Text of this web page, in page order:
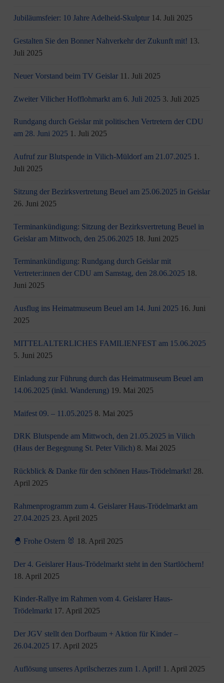
Jubiläumsfeier: 10 Jahre Adelheid-Skulptur 14. Juli 2025
Gestalten Sie den Bonner Nahverkehr der Zukunft mit! 13.
Juli 2025
Neuer Vorstand beim TV Geislar 11. Juli 2025
Zweiter Vilicher Hofflohmarkt am 6. Juli 2025 3. Juli 2025
Rundgang durch Geislar mit politischen Vertretern der CDU
am 28. Juni 2025 1. Juli 2025
Aufruf zur Blutspende in Vilich-Müldorf am 21.07.2025 1.
Juli 2025
Sitzung der Bezirksvertretung Beuel am 25.06.2025 in Geislar
26. Juni 2025
Terminankündigung: Sitzung der Bezirksvertretung Beuel in
Geislar am Mittwoch, den 25.06.2025 18. Juni 2025
Terminankündigung: Rundgang durch Geislar mit
Vertreter:innen der CDU am Samstag, den 28.06.2025 18.
Juni 2025
Ausflug ins Heimatmuseum Beuel am 14. Juni 2025 16. Juni
2025
MITTELALTERLICHES FAMILIENFEST am 15.06.2025
5. Juni 2025
Einladung zur Führung durch das Heimatmuseum Beuel am
14.06.2025 (inkl. Wanderung) 19. Mai 2025
Maifest 09. – 11.05.2025 8. Mai 2025
DRK Blutspende am Mittwoch, den 21.05.2025 in Vilich
(Haus der Begegnung St. Peter Vilich) 8. Mai 2025
Rückblick & Danke für den schönen Haus-Trödelmarkt! 28.
April 2025
Rahmenprogramm zum 4. Geislarer Haus-Trödelmarkt am
27.04.2025 23. April 2025
🐣 Frohe Ostern 🐰 18. April 2025
Der 4. Geislarer Haus-Trödelmarkt steht in den Startlöchern!
18. April 2025
Kinder-Rallye im Rahmen vom 4. Geislarer Haus-
Trödelmarkt 17. April 2025
Der JGV stellt den Dorfbaum + Aktion für Kinder –
26.04.2025 17. April 2025
Auflösung unseres Aprilscherzes zum 1. April! 1. April 2025